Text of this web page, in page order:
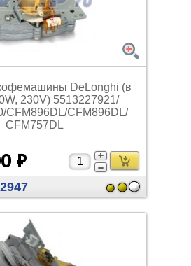
DeLonghi (в
230V) 5513227921/
CFM896DL/CFM896DL/
CFM757DL
₽